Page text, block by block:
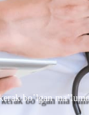
bo’lgan